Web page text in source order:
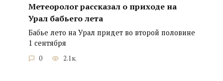
Метеоролог рассказал о приходе на
Урал бабьего лета
Бабье лето на Урал придет во второй половине
1 сентября
0 2.1к.